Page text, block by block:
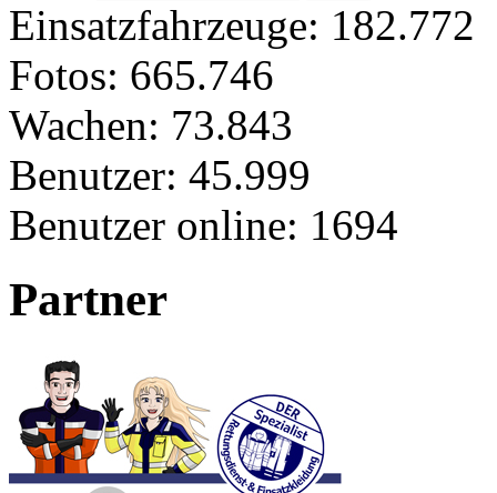
Einsatzfahrzeuge: 182.772
Fotos: 665.746
Wachen: 73.843
Benutzer: 45.999
Benutzer online: 1694
Partner